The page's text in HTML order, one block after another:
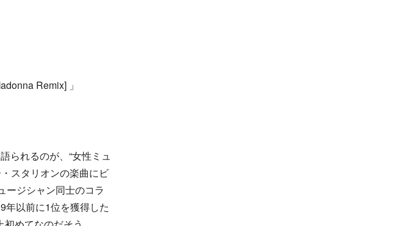
Remix] 」
られるのが、“女性ミュ
スタリオンの楽曲にビ
ージシャン同士のコラ
年以前に1位を獲得した